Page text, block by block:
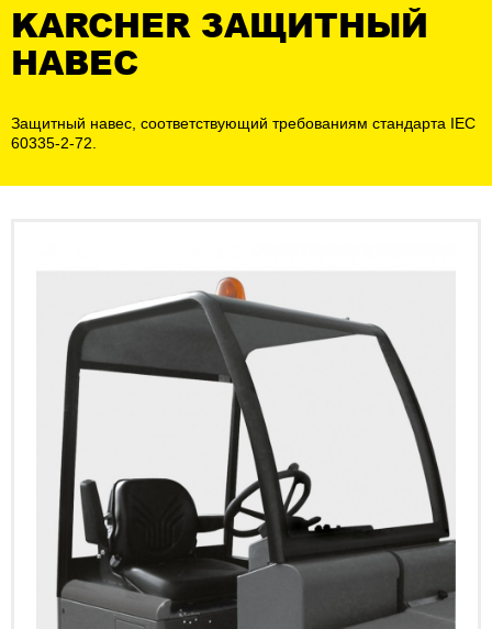
KARCHER ЗАЩИТНЫЙ
НАВЕС
Защитный навес, соответствующий требованиям стандарта IEC
60335-2-72.